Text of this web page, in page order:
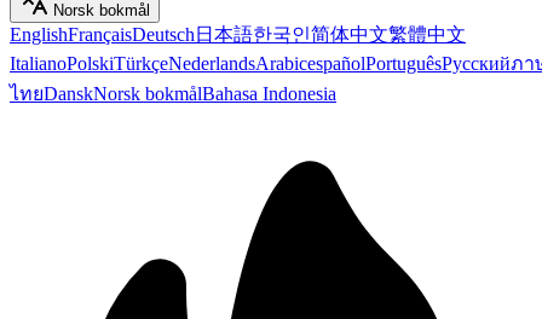
Norsk bokmål
EnglishFrançaisDeutsch 日本語한국인简体中文繁體中文
ItalianoPolskiTürkçeNederlandsArabicespañolPortuguêsРусскийภา
ไทยDanskNorsk bokmålBahasa Indonesia